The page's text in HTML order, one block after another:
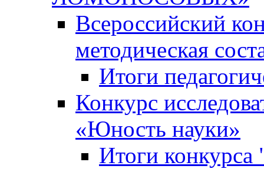
Всероссийский
методическая
Итоги
Конкурс
«Юность науки»
Итоги